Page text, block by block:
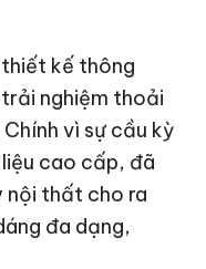
kế thông
nghiệm thoải
vì sự cầu kỳ
cao cấp, đã
thất cho ra
đa dạng,